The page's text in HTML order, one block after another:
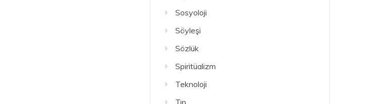
Sosyoloji
Söyleşi
Sözlük
Spiritüalizm
Teknoloji
Tıp